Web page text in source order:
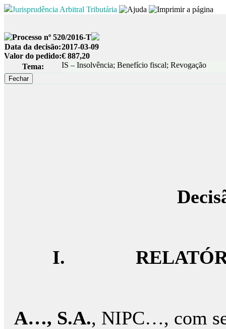
Jurisprudência Arbitral Tributária
Processo nº 520/2016-T
Data da decisão:2017-03-09
Valor do pedido:€ 887,20
Tema:
IS – Insolvência; Benefício fiscal; Revogação
I.
A…, S.A., NIPC…, com